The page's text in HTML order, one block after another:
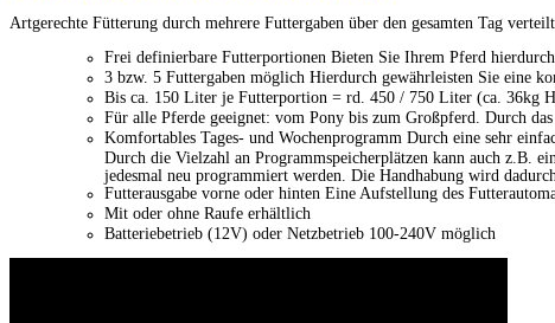
Artgerechte Fütterung durch mehrere Futtergaben über den gesamten Tag
Frei definierbare Futterportionen Bieten Sie Ihrem Pferd
3 bzw. 5 Futtergaben möglich Hierdurch gewährleisten Sie eine
Bis ca. 150 Liter je Futterportion = rd. 450 / 750 Liter (ca. 36kg
Für alle Pferde geeignet: vom Pony bis zum Großpferd. Durch
Komfortables Tages- und Wochenprogramm Durch eine sehr
Durch die Vielzahl an Programmspeicherplätzen kann auch z.B.
jedesmal neu programmiert werden. Die Handhabung wird
Futterausgabe vorne oder hinten Eine Aufstellung des
Mit oder ohne Raufe erhältlich
Batteriebetrieb (12V) oder Netzbetrieb 100-240V möglich